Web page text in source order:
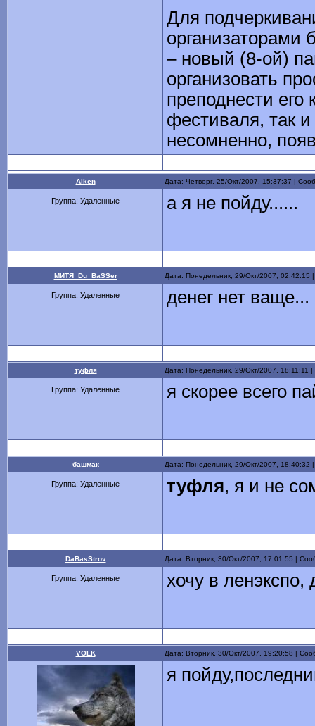
Для
организаторами
– новый (8-ой)
организовать
преподнести
фестиваля, так
несомненно,
Alken Дата: Четверг, 25/Окт/2007, 15:37:37 |
Группа: Удаленные а я не пойду......
МИТЯ_Du_BaSSer Дата: Понедельник, 29/Окт/2007,
Группа: Удаленные денег нет
туфля Дата: Понедельник, 29/Окт/2007,
Группа: Удаленные я скорее всего
башмак Дата: Понедельник, 29/Окт/2007,
Группа: Удаленные туфля, я и не
DaBasStrov Дата: Вторник, 30/Окт/2007, 17:01:55 |
Группа: Удаленные хочу в ленэкспо,
VOLK Дата: Вторник, 30/Окт/2007, 19:20:58 |
я